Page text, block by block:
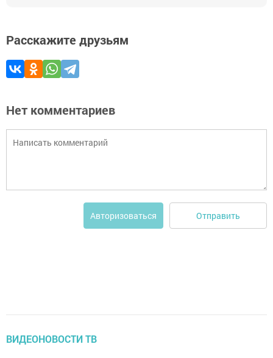
Расскажите друзьям
Нет комментариев
Авторизоваться Отправить
ВИДЕОНОВОСТИ ТВ